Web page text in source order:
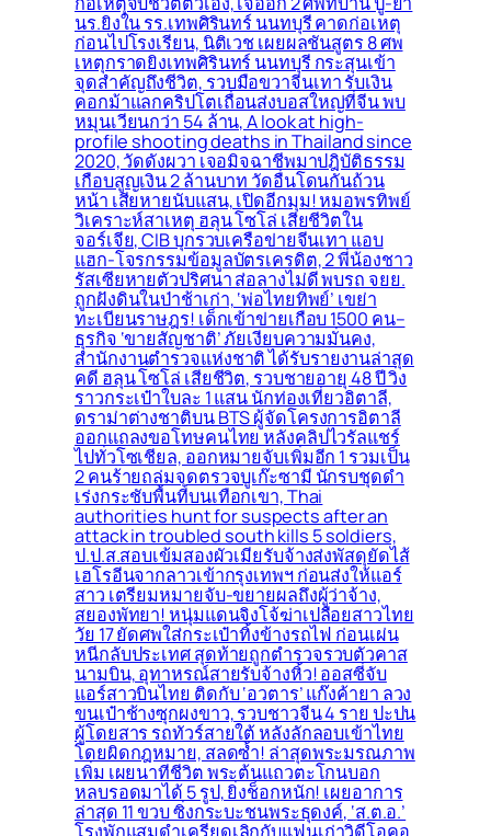
นร.ยิงใน รร.เทพศิรินทร์ นนทบุรี คาดก่อเหตุ
ก่อนไปโรงเรียน, นิติเวช เผยผลชันสูตร 8 ศพ
เหตุกราดยิงเทพศิรินทร์ นนทบุรี กระสุนเข้า
จุดสำคัญถึงชีวิต, รวบมือขวาจีนเทา รับเงิน
คอกม้าแลกคริปโตเถื่อนส่งบอสใหญ่ที่จีน พบ
หมุนเวียนกว่า 54 ล้าน, A look at high-
profile shooting deaths in Thailand since
2020, วัดดังผวา เจอมิจฉาชีพมาปฎิบัติธรรม
เกือบสูญเงิน 2 ล้านบาท วัดอื่นโดนกันถ้วน
หน้า เสียหายนับแสน, เปิดอีกมุม! หมอพรทิพย์
วิเคราะห์สาเหตุ ฮลุน โซโล่ เสียชีวิตใน
จอร์เจีย, CIB บุกรวบเครือข่ายจีนเทา แอบ
แฮก-โจรกรรมข้อมูลบัตรเครดิต, 2 พี่น้องชาว
รัสเซียหายตัวปริศนา ส่อลางไม่ดี พบรถ จยย.
ถูกฝังดินในป่าช้าเก่า, ‘พ่อไทยทิพย์’ เขย่า
ทะเบียนราษฎร! เด็กเข้าข่ายเกือบ 1500 คน–
ธุรกิจ ‘ขายสัญชาติ’ ภัยเงียบความมั่นคง,
สำนักงานตำรวจแห่งชาติ ได้รับรายงานล่าสุด
คดี ฮลุน โซโล่ เสียชีวิต, รวบชายอายุ 48 ปี วิ่ง
ราวกระเป๋าใบละ 1 แสน นักท่องเที่ยวอิตาลี,
ดราม่าต่างชาติบน BTS ผู้จัดโครงการอิตาลี
ออกแถลงขอโทษคนไทย หลังคลิปไวรัลแชร์
ไปทั่วโซเชียล, ออกหมายจับเพิ่มอีก 1 รวมเป็น
2 คนร้ายถล่มจุดตรวจบูเก๊ะซามี นักรบชุดดำ
เร่งกระชับพื้่นที่บนเทือกเขา, Thai
authorities hunt for suspects after an
attack in troubled south kills 5 soldiers,
ป.ป.ส.สอบเข้มสองผัวเมียรับจ้างส่งพัสดุยัดไส้
เฮโรอีนจากลาวเข้ากรุงเทพฯ ก่อนส่งให้แอร์
สาว เตรียมหมายจับ-ขยายผลถึงผู้ว่าจ้าง,
สยองพัทยา! หนุ่มแดนจิงโจ้ฆ่าเปลือยสาวไทย
วัย 17 ยัดศพใส่กระเป๋าทิ้งข้างรถไฟ ก่อนเผ่น
หนีกลับประเทศ สุดท้ายถูกตำรวจรวบตัวคาส
นามบิน, อุทาหรณ์สายรับจ้างหิ้ว! ออสซี่จับ
แอร์สาวบินไทย ติดกับ ‘อวตาร’ แก๊งค้ายา ลวง
ขนเป๋าช้างซุกผงขาว, รวบชาวจีน 4 ราย ปะปน
ผู้โดยสาร รถทัวร์สายใต้ หลังลักลอบเข้าไทย
โดยผิดกฎหมาย, สลดซ้ำ! ล่าสุดพระมรณภาพ
เพิ่ม เผยนาทีชีวิต พระต้นแถวตะโกนบอก
หลบรอดมาได้ 5 รูป, ยิ่งช็อกหนัก! เผยอาการ
ล่าสุด 11 ขวบ ซิ่งกระบะชนพระธุดงค์, ‘ส.ต.อ.’